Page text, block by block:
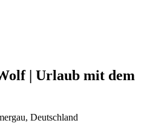
| Urlaub mit dem
Deutschland